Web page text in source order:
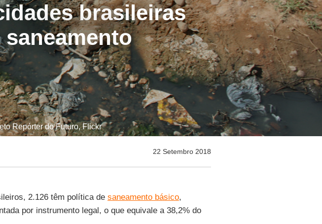
brasileiras
Repórter do Futuro, Flickr
22 Setembro 2018
2.126 têm política de saneamento básico,
por instrumento legal, o que equivale a 38,2% do